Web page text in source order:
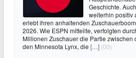
Geschichte.
weiterhin positiv
erlebt ihren anhaltenden
2026. Wie ESPN mitteilte, verfolgten
Millionen Zuschauer die Partie zwischen
den Minnesota Lynx, die […] (00)